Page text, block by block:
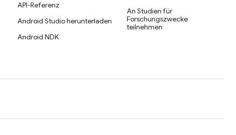
API-Referenz
Android Studio herunterladen
Android NDK
An Studien für
Forschungszwecke
teilnehmen